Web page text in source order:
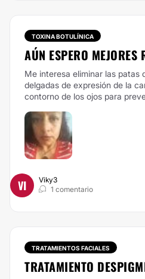
TOXINA BOTULÍNICA
AÚN ESPERO MEJORES
Me interesa eliminar las patas
delgadas de expresión de la
contorno de los ojos para
VI
Viky3
1 comentario
TRATAMIENTOS FACIALES
TRATAMIENTO